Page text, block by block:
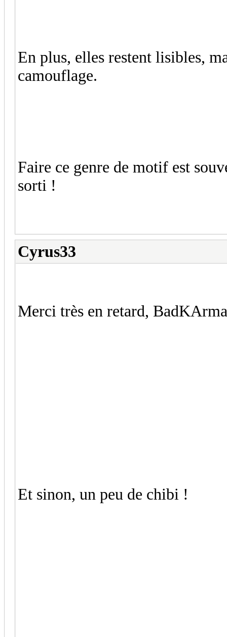
En plus, elles restent lisibles,
camouflage.
Faire ce genre de motif est
sorti !
Cyrus33
Merci très en retard,
Et sinon, un peu de chibi !